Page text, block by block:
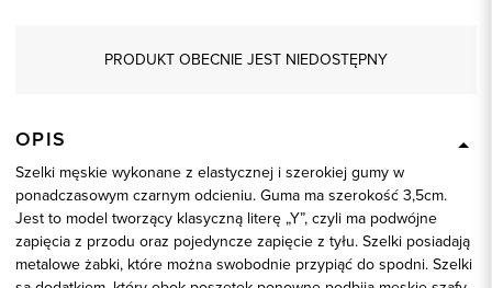
PRODUKT OBECNIE JEST NIEDOSTĘPNY
OPIS
Szelki męskie wykonane z elastycznej i szerokiej gumy w
ponadczasowym czarnym odcieniu. Guma ma szerokość 3,5cm.
Jest to model tworzący klasyczną literę „Y”, czyli ma podwójne
zapięcia z przodu oraz pojedyncze zapięcie z tyłu. Szelki posiadają
metalowe żabki, które można swobodnie przypiąć do spodni. Szelki